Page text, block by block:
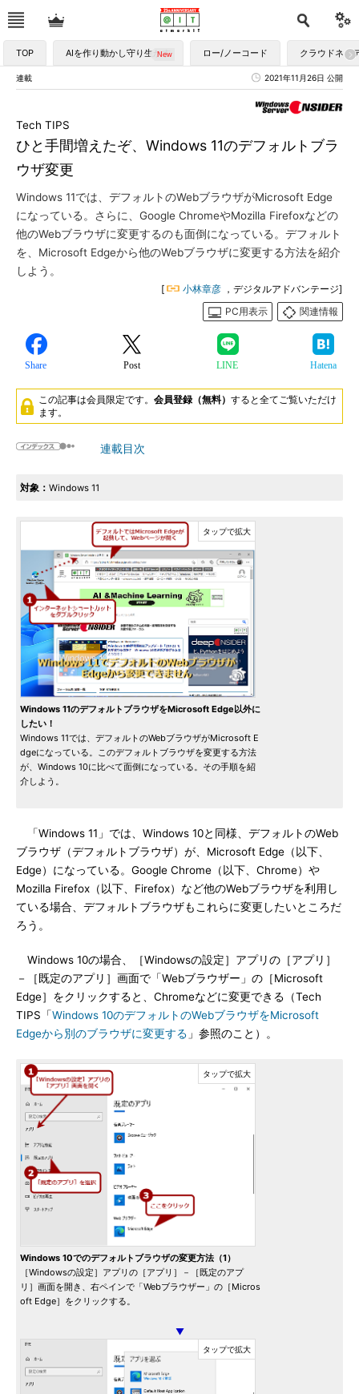
TOP AIを作り動かし守り生かす ロー/ノーコード クラウドネイ
連載 2021年11月26日 公開
ひと手間増えたぞ、Windows 11のデフォルトブラ
ウザ変更
Tech TIPS
Windows 11では、デフォルトのWebブラウザがMicrosoft Edge
になっている。さらに、Google ChromeやMozilla Firefoxなどの
他のWebブラウザに変更するのも面倒になっている。デフォルト
を、Microsoft Edgeから他のWebブラウザに変更する方法を紹介
しよう。
[ 小林章彦 ，デジタルアドバンテージ]
PC用表示
関連情報
Share Post LINE Hatena
この記事は会員限定です。 会員登録（無料） すると全てご覧いただけ
ます。
連載目次
対象： Windows 11
Windows 11のデフォルトブラウザをMicrosoft Edge以外に
したい！
Windows 11では、デフォルトのWebブラウザがMicrosoft E
dgeになっている。このデフォルトブラウザを変更する方法
が、Windows 10に比べて面倒になっている。その手順を紹
介しよう。
「Windows 11」では、Windows 10と同様、デフォルトのWeb
ブラウザ（デフォルトブラウザ）が、Microsoft Edge（以下、
Edge）になっている。Google Chrome（以下、Chrome）や
Mozilla Firefox（以下、Firefox）など他のWebブラウザを利用し
ている場合、デフォルトブラウザもこれらに変更したいところだ
ろう。
Windows 10の場合、［Windowsの設定］アプリの［アプリ］
－［既定のアプリ］画面で「Webブラウザー」の［Microsoft
Edge］をクリックすると、Chromeなどに変更できる（Tech
TIPS「Windows 10のデフォルトのWebブラウザをMicrosoft
Edgeから別のブラウザに変更する 」参照のこと）。
Windows 10でのデフォルトブラウザの変更方法（1）
［Windowsの設定］アプリの［アプリ］－［既定のアプ
リ］画面を開き、右ペインで「Webブラウザー」の［Micros
oft Edge］をクリックする。
▼